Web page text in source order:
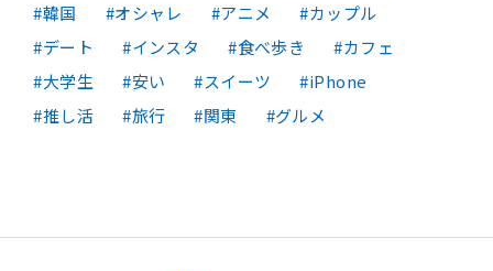
韓国
オシャレ アニメ
カップル
デート
インスタ 食べ歩き
カフェ
大学生
安い スイーツ
iPhone
推し活
旅行 関東 グルメ